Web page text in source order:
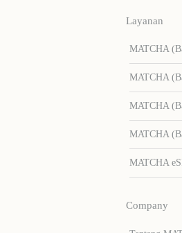
Layanan
MATCHA
MATCHA
MATCHA
MATCHA
MATCHA
Company